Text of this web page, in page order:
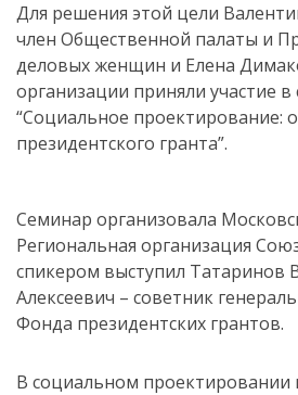
Для решения этой цели
член Общественной палаты и
деловых женщин и Елена
организации приняли участие в
“Социальное проектирование:
президентского гранта”.
Семинар организовала
Региональная организация
спикером выступил Татаринов
Алексеевич – советник
Фонда президентских грантов.
В социальном проектировании